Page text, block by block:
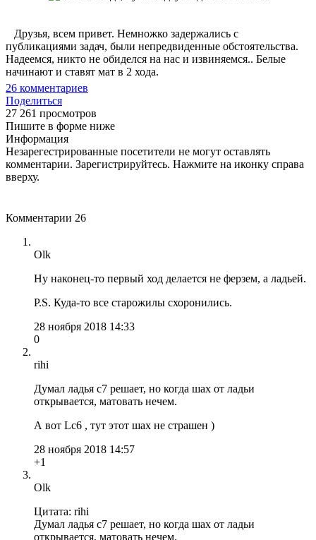
Друзья, всем привет. Немножко задержались с
публикациями задач, были непредвиденные обстоятельства.
Надеемся, никто не обиделся на нас и извиняемся.. Белые
начинают и ставят мат в 2 хода.
26 комментариев
Поделиться
27 261 просмотров
Пишите в форме ниже
Информация
Незарегестрированные посетители не могут оставлять
комментарии. Зарегистрируйтесь. Нажмите на иконку справа
вверху.
Комментарии 26
Olk
Ну наконец-то первый ход делается не ферзем, а ладьей.
P.S. Куда-то все старожилы схоронились.
28 ноября 2018 14:33
0
rihi
Думал ладья с7 решает, но когда шах от ладьи
открывается, матовать нечем.
А вот Lс6 , тут этот шах не страшен )
28 ноября 2018 14:57
+1
Olk
Цитата: rihi
Думал ладья с7 решает, но когда шах от ладьи
открывается, матовать нечем.